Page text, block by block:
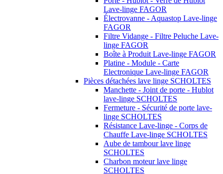
Lave-linge FAGOR
Électrovanne - Aquastop Lave-linge
FAGOR
Filtre Vidange - Filtre Peluche Lave-
linge FAGOR
Boîte à Produit Lave-linge FAGOR
Platine - Module - Carte
Electronique Lave-linge FAGOR
Pièces détachées lave linge SCHOLTES
Manchette - Joint de porte - Hublot
lave-linge SCHOLTES
Fermeture - Sécurité de porte lave-
linge SCHOLTES
Résistance Lave-linge - Corps de
Chauffe Lave-linge SCHOLTES
Aube de tambour lave linge
SCHOLTES
Charbon moteur lave linge
SCHOLTES